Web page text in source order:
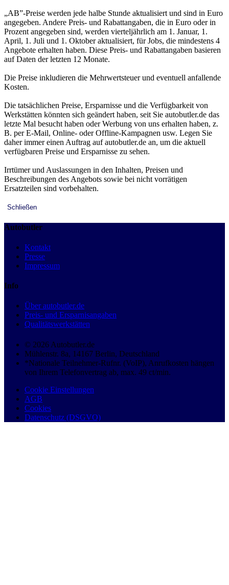
„AB”-Preise werden jede halbe Stunde aktualisiert und sind in Euro
angegeben. Andere Preis- und Rabattangaben, die in Euro oder in
Prozent angegeben sind, werden vierteljährlich am 1. Januar, 1.
April, 1. Juli und 1. Oktober aktualisiert, für Jobs, die mindestens 4
Angebote erhalten haben. Diese Preis- und Rabattangaben basieren
auf Daten der letzten 12 Monate.
Die Preise inkludieren die Mehrwertsteuer und eventuell anfallende
Kosten.
Die tatsächlichen Preise, Ersparnisse und die Verfügbarkeit von
Werkstätten könnten sich geändert haben, seit Sie autobutler.de das
letzte Mal besucht haben oder Werbung von uns erhalten haben, z.
B. per E-Mail, Online- oder Offline-Kampagnen usw. Legen Sie
daher immer einen Auftrag auf autobutler.de an, um die aktuell
verfügbaren Preise und Ersparnisse zu sehen.
Irrtümer und Auslassungen in den Inhalten, Preisen und
Beschreibungen des Angebots sowie bei nicht vorrätigen
Ersatzteilen sind vorbehalten.
Schließen
Autobutler
Kontakt
Presse
Impressum
Info
Über autobutler.de
Preis- und Ersparnisangaben
Qualitätswerkstätten
© 2026 Autobutler.de
Mühlenstr. 8a, 14167 Berlin, Deutschland
*Nationale Teilnehmer-Rufnr. (VoIP), Anrufkosten hängen
von Ihrem Telefonvertrag ab, max. 49 ct/min.
Cookie Einstellungen
AGB
Cookies
Datenschutz (DSGVO)